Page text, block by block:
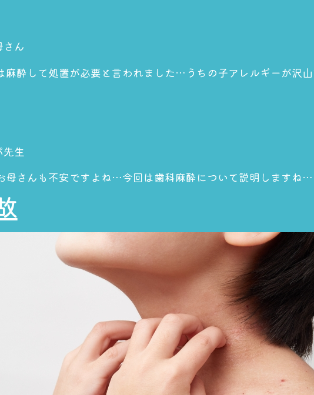
さん
麻酔して処置が必要と言われました…うちの子アレルギーが沢
先生
母さんも不安ですよね…今回は歯科麻酔について説明しますね…